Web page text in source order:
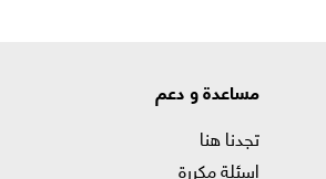
مساعدة و دعم
تجدنا هنا
اسئلة مكررة